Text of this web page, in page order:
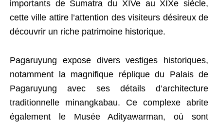
importants de Sumatra du XIVe au XIXe siècle,
cette ville attire l’attention des visiteurs désireux de
découvrir un riche patrimoine historique.
Pagaruyung expose divers vestiges historiques,
notamment la magnifique réplique du Palais de
Pagaruyung avec ses détails d’architecture
traditionnelle minangkabau. Ce complexe abrite
également le Musée Adityawarman, où sont